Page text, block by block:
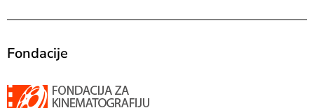
Fondacije